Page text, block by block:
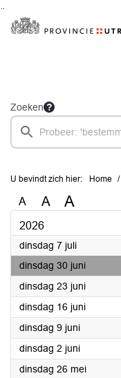
Zoeken
U bevindt zich hier: Home
A A A
2026
dinsdag 7 juli2026
dinsdag 30 juni2026
dinsdag 23 juni2026
dinsdag 16 juni2026
dinsdag 9 juni2026
dinsdag 2 juni2026
dinsdag 26 mei2026